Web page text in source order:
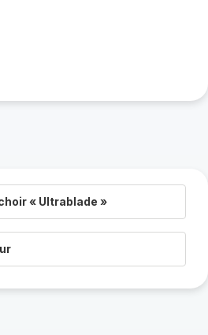
« Ultrablade »